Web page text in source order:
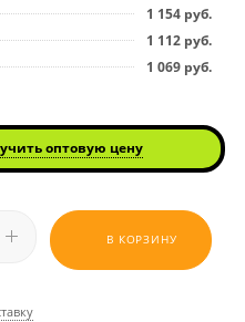
1 154 руб.
1 112 руб.
1 069 руб.
оптовую цену
В КОРЗИНУ